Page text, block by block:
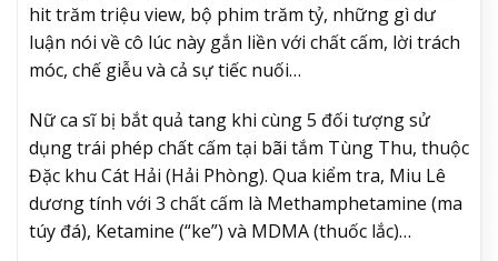
hit trăm triệu view, bộ phim trăm tỷ, những gì dư
luận nói về cô lúc này gắn liền với chất cấm, lời trách
móc, chế giễu và cả sự tiếc nuối…
Nữ ca sĩ bị bắt quả tang khi cùng 5 đối tượng sử
dụng trái phép chất cấm tại bãi tắm Tùng Thu, thuộc
Đặc khu Cát Hải (Hải Phòng). Qua kiểm tra, Miu Lê
dương tính với 3 chất cấm là Methamphetamine (ma
túy đá), Ketamine (“ke”) và MDMA (thuốc lắc)…